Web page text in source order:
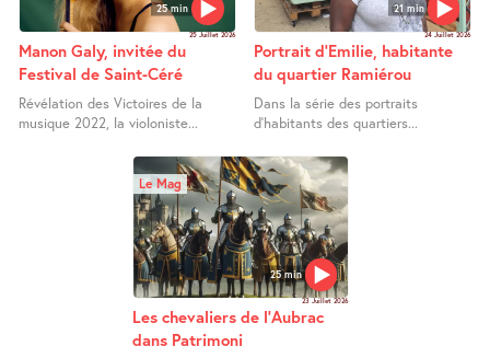
25 min
25 Juillet 2026
Manon Galy, invitée du
Festival de Saint-Céré
Révélation des Victoires de la
musique 2022, la violoniste...
21 min
24 Juillet 2026
Portrait d’Emilie, habitante
du quartier Ramiérou
Dans la série des portraits
d’habitants des quartiers...
25 min
Le Mag
23 Juillet 2026
Les chevaliers de l’Aubrac
dans Patrimoni